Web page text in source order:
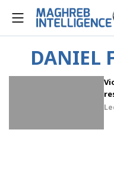
DANIEL